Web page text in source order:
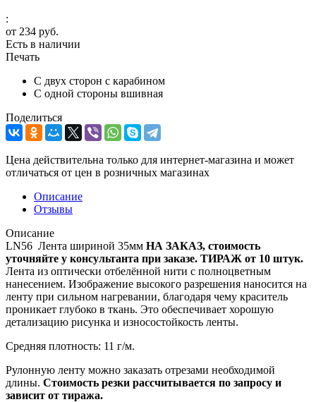
:
от 234 руб.
Есть в наличии
Печать
С двух сторон с карабином
С одной стороны вшивная
Поделиться
Цена действительна только для интернет-магазина и может
отличаться от цен в розничных магазинах
Описание
Отзывы
Описание
LN56 Лента шириной 35мм НА ЗАКАЗ, стоимость
уточняйте у консультанта при заказе. ТИРАЖ от 10 штук.
Лента из оптически отбелённой нити с полноцветным
нанесением. Изображение высокого разрешения наносится на
ленту при сильном нагревании, благодаря чему краситель
проникает глубоко в ткань. Это обеспечивает хорошую
детализацию рисунка и износостойкость ленты.
Средняя плотность: 11 г/м.
Рулонную ленту можно заказать отрезами необходимой
длины. Стоимость резки рассчитывается по запросу и
зависит от тиража.